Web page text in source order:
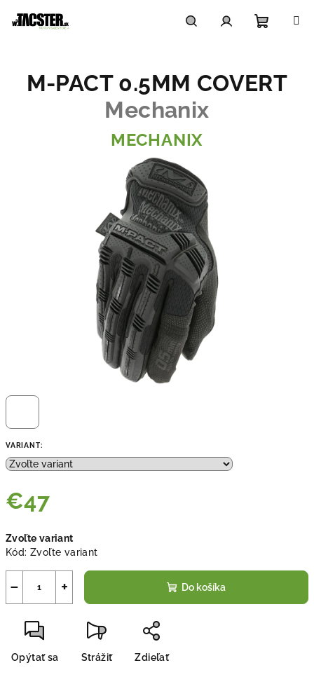
košík
VARIANT:
€47
cena:
Zvoľte variant
Kód: Zvoľte variant
+
− Do košíka
Opýtať sa Strážiť Zdieľať
M-PACT 0.5MM COVERT
Mechanix
MECHANIX